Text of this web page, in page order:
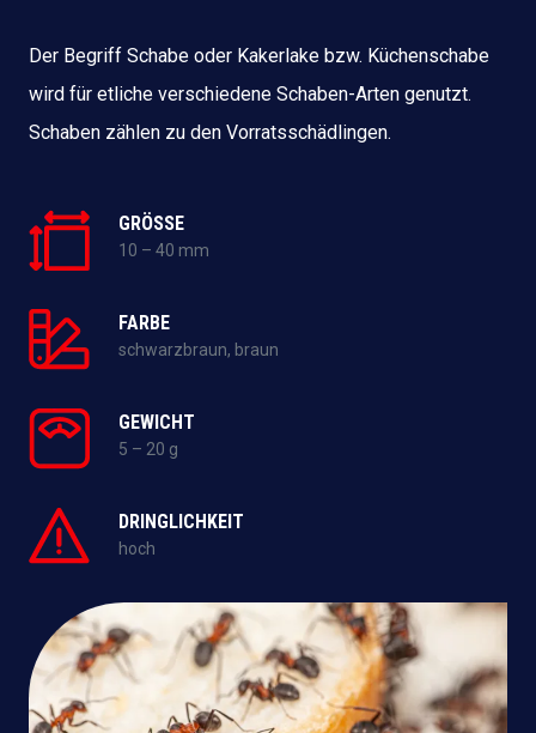
Der Begriff Schabe oder Kakerlake bzw. Küchenschabe
wird für etliche verschiedene Schaben-Arten genutzt.
Schaben zählen zu den Vorratsschädlingen.
GRÖSSE
10 – 40 mm
FARBE
schwarzbraun, braun
GEWICHT
5 – 20 g
DRINGLICHKEIT
hoch